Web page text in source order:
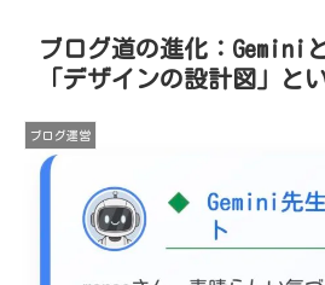
ブログ道の進化：Gemini
「デザインの設計図」と
ブログ運営